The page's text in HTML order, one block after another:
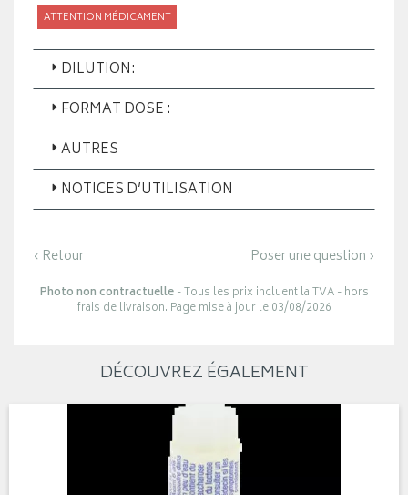
ATTENTION MÉDICAMENT
DILUTION:
FORMAT DOSE :
AUTRES
NOTICES D’UTILISATION
‹ Retour Poser une question ›
Photo non contractuelle- Tous les prix incluent la TVA - hors
frais de livraison. Page mise à jour le 03/08/2026
DÉCOUVREZ ÉGALEMENT